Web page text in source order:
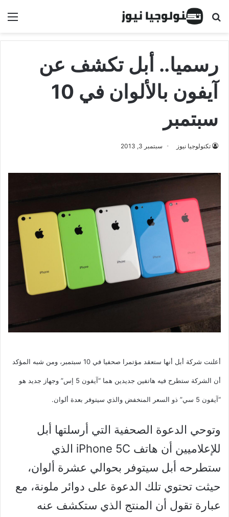
البحث عن
رسميا.. أبل تكشف عن
آيفون بالألوان في 10
سبتمبر
تكنولوجيا نيوز سبتمبر 3, 2013
أعلنت شركة أبل أنها ستعقد مؤتمرا صحفيا في 10 سبتمبر، ومن شبه المؤكد
أن الشركة ستطرح فيه هاتفين جديدين هما “آيفون 5 إس” وجهاز جديد هو
“آيفون 5 سي” ذو السعر المنخفض والذي سيتوفر بعدة ألوان.
وتوحي الدعوة الصحفية التي أرسلتها أبل
للإعلاميين أن هاتف iPhone 5C الذي
ستطرحه أبل سيتوفر بحوالي عشرة ألوان،
حيثت تحتوي تلك الدعوة على دوائر ملونة، مع
عبارة تقول أن المنتج الذي ستكشف عنه